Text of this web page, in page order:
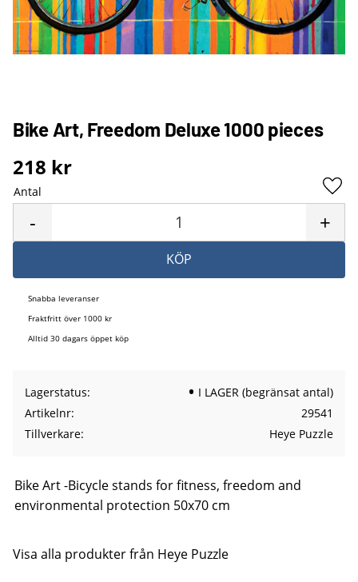
Bike Art, Freedom Deluxe 1000 pieces
218 kr
Antal
+
-
KÖP
Snabba leveranser
Fraktfritt över 1000 kr
Alltid 30 dagars öppet köp
Lagerstatus
I LAGER (begränsat antal)
Artikelnr
29541
Tillverkare
Heye Puzzle
Bike Art -Bicycle stands for fitness, freedom and
environmental protection 50x70 cm
Visa alla produkter från Heye Puzzle